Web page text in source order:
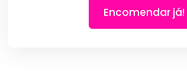
Encomendar já!